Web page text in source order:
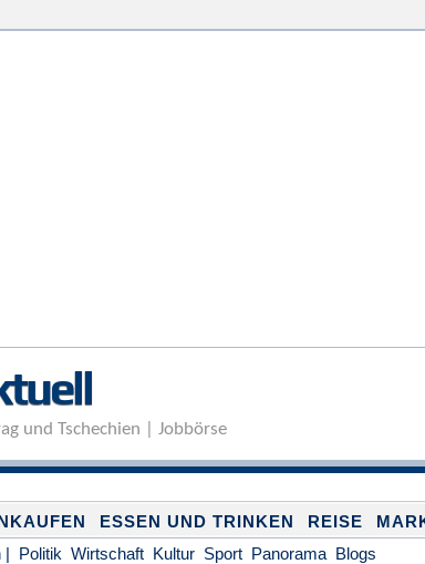
und Tschechien | Jobbörse
ESSEN UND TRINKEN REISE
| Politik Wirtschaft Kultur Sport Panorama Blogs